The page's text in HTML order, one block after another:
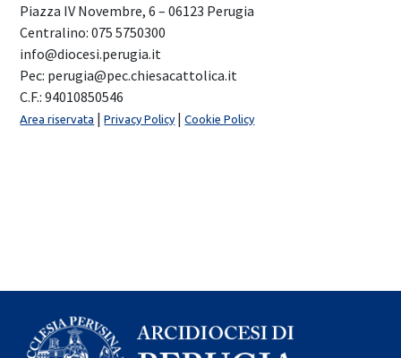
Piazza IV Novembre, 6 – 06123 Perugia
Centralino: 075 5750300
info@diocesi.perugia.it
Pec: perugia@pec.chiesacattolica.it
C.F.: 94010850546
Area riservata |Privacy Policy |Cookie Policy